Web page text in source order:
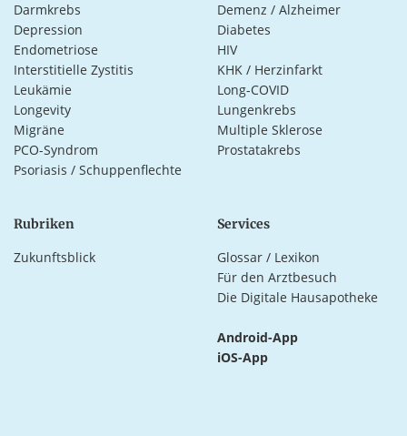
Darmkrebs
Demenz / Alzheimer
Depression
Diabetes
Endometriose
HIV
Interstitielle Zystitis
KHK / Herzinfarkt
Leukämie
Long-COVID
Longevity
Lungenkrebs
Migräne
Multiple Sklerose
PCO-Syndrom
Prostatakrebs
Psoriasis / Schuppenflechte
Rubriken
Zukunftsblick
Services
Glossar / Lexikon
Für den Arztbesuch
Die Digitale Hausapotheke
Android-App
iOS-App